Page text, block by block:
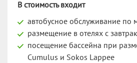
В стоимость входит
автобусное обслуживание по
размещение в отелях с
посещение бассейна при
Cumulus и Sokos Lappee